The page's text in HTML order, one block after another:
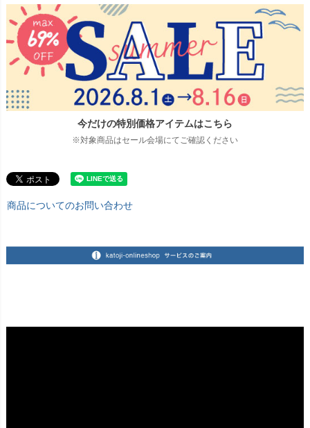
今だけの特別価格アイテムはこちら
※対象商品はセール会場にてご確認ください
商品についてのお問い合わせ